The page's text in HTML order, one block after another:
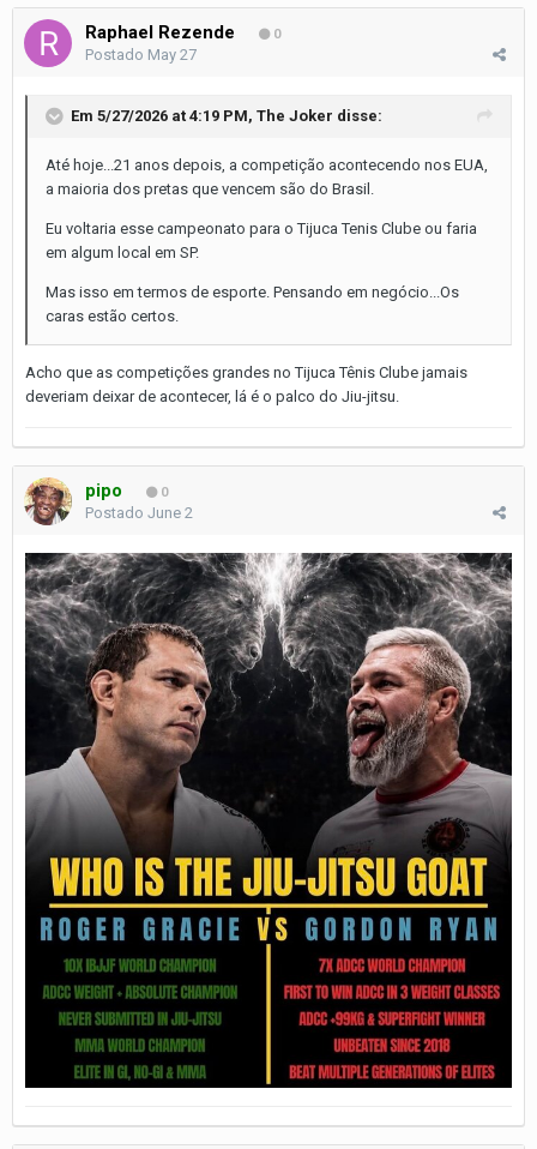
Raphael Rezende 0
Postado May 27
Em 5/27/2026 at 4:19 PM, The Joker disse:
Até hoje...21 anos depois, a competição acontecendo nos EUA,
a maioria dos pretas que vencem são do Brasil.
Eu voltaria esse campeonato para o Tijuca Tenis Clube ou faria
em algum local em SP.
Mas isso em termos de esporte. Pensando em negócio...Os
caras estão certos.
Acho que as competições grandes no Tijuca Tênis Clube jamais
deveriam deixar de acontecer, lá é o palco do Jiu-jitsu.
pipo 0
Postado June 2